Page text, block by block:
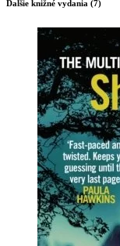
Ďalšie knižné vydania (7)